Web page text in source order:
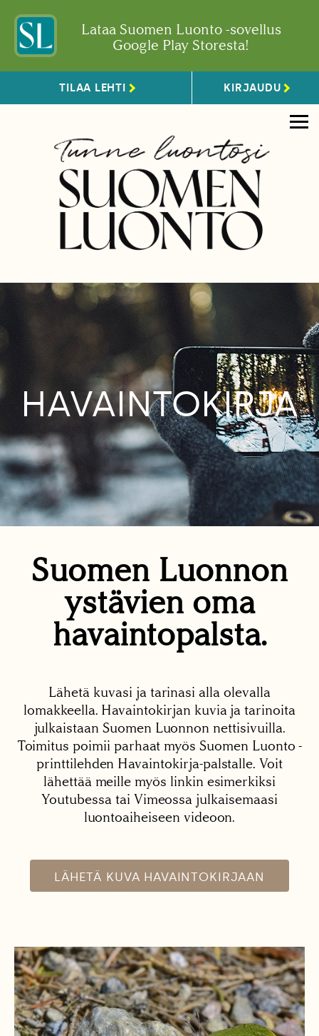
Lataa Suomen Luonto -sovellus
Google Play Storesta!
TILAA LEHTI KIRJAUDU
HAVAINTOKIRJA
Suomen Luonnon
ystävien oma
havaintopalsta.
Lähetä kuvasi ja tarinasi alla olevalla
lomakkeella. Havaintokirjan kuvia ja tarinoita
julkaistaan Suomen Luonnon nettisivuilla.
Toimitus poimii parhaat myös Suomen Luonto -
printtilehden Havaintokirja-palstalle. Voit
lähettää meille myös linkin esimerkiksi
Youtubessa tai Vimeossa julkaisemaasi
luontoaiheiseen videoon.
LÄHETÄ KUVA HAVAINTOKIRJAAN